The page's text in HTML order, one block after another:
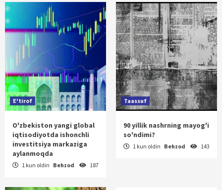
E'tirof
O'zbekiston yangi global
iqtisodiyotda ishonchli
investitsiya markaziga
aylanmoqda
1 kun oldin Behzod 187
Taassuf
90 yillik nashrning mayog'i
so'ndimi?
1 kun oldin Behzod 143